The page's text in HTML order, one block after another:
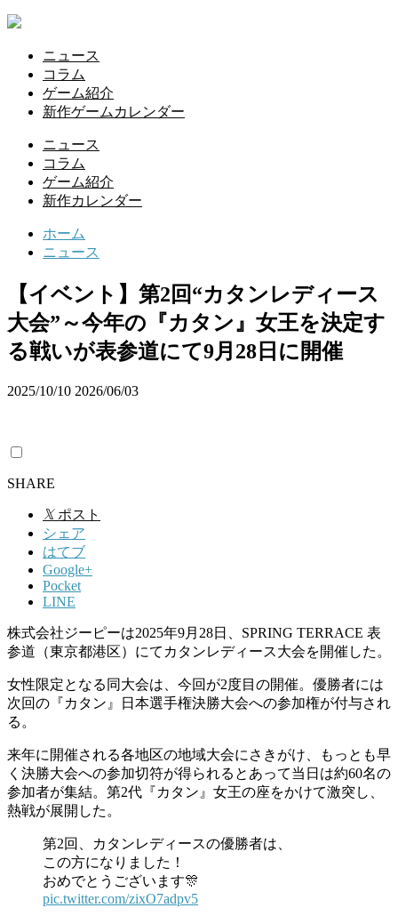
ニュース
コラム
ゲーム紹介
新作ゲームカレンダー
ニュース
コラム
ゲーム紹介
新作カレンダー
ホーム
ニュース
【イベント】第2回“カタンレディース
大会”～今年の『カタン』女王を決定す
る戦いが表参道にて9月28日に開催
2025/10/10 2026/06/03
SHARE
𝕏 ポスト
シェア
はてブ
Google+
Pocket
LINE
株式会社ジーピーは2025年9月28日、SPRING TERRACE 表
参道（東京都港区）にてカタンレディース大会を開催した。
女性限定となる同大会は、今回が2度目の開催。優勝者には
次回の『カタン』日本選手権決勝大会への参加権が付与され
る。
来年に開催される各地区の地域大会にさきがけ、もっとも早
く決勝大会への参加切符が得られるとあって当日は約60名の
参加者が集結。第2代『カタン』女王の座をかけて激突し、
熱戦が展開した。
第2回、カタンレディースの優勝者は、
この方になりました！
おめでとうございます🎊
pic.twitter.com/zixO7adpv5